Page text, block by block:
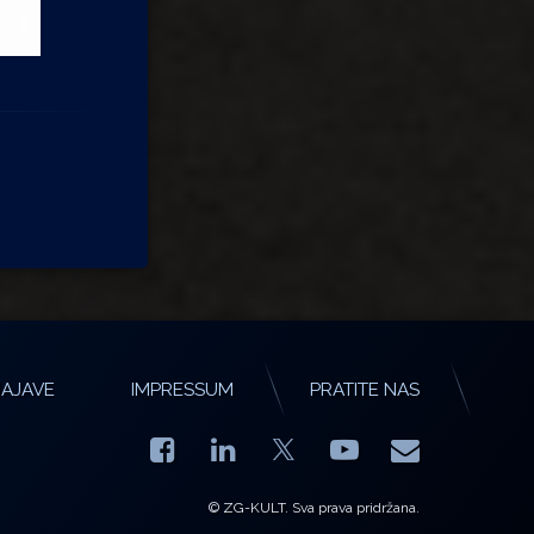
IMPRESSUM PRATITE NAS
Facebook
LinkedIn YouTube
E-mail
© ZG-KULT. Sva prava pridržana.